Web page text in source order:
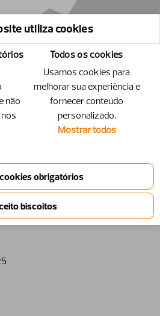
- Ø32/18 L=25
utiliza cookies
não
Todos os cookies
Usamos cookies para
melhorar sua experiência e
fornecer conteúdo
personalizado.
Mostrar todos